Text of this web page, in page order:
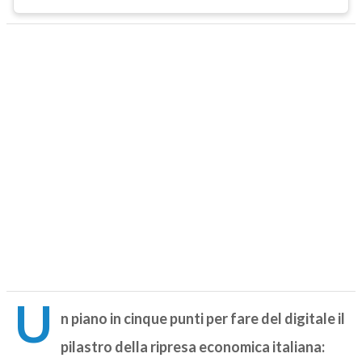
U
n piano in cinque punti per fare del digitale il
pilastro della ripresa economica italiana: